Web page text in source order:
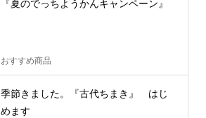
『夏のでっちようかんキャンペーン』
おすすめ商品
季節きました。『古代ちまき』 はじ
めます